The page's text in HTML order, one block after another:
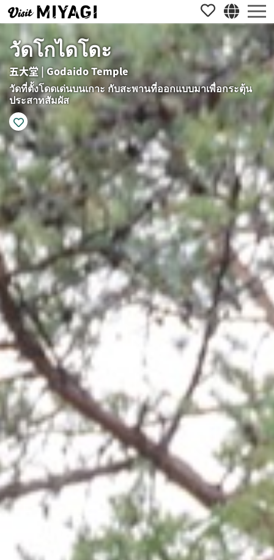
วัดโกไดโดะ
五大堂 | Godaido Temple
วัดที่ตั้งโดดเด่นบนเกาะ กับสะพานที่ออกแบบมาเพื่อกระตุ้น
ประสาทสัมผัส